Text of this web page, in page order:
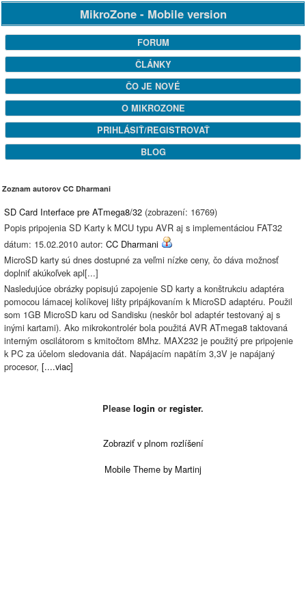
MikroZone - Mobile version
FORUM
ČLÁNKY
ČO JE NOVÉ
O MIKROZONE
PRIHLÁSIŤ/REGISTROVAŤ
BLOG
Zoznam autorov CC Dharmani
SD Card Interface pre ATmega8/32 (zobrazení: 16769)
Popis pripojenia SD Karty k MCU typu AVR aj s implementáciou FAT32
dátum: 15.02.2010 autor: CC Dharmani
MicroSD karty sú dnes dostupné za veľmi nízke ceny, čo dáva možnosť
doplniť akúkoľvek apl[...]
Nasledujúce obrázky popisujú zapojenie SD karty a konštrukciu adaptéra
pomocou lámacej kolíkovej lišty pripájkovaním k MicroSD adaptéru. Použil
som 1GB MicroSD karu od Sandisku (neskôr bol adaptér testovaný aj s
inými kartami). Ako mikrokontrolér bola použitá AVR ATmega8 taktovaná
interným oscilátorom s kmitočtom 8Mhz. MAX232 je použitý pre pripojenie
k PC za účelom sledovania dát. Napájacím napätím 3,3V je napájaný
procesor, [....viac]
Please login or register.
Zobraziť v plnom rozlíšení
Mobile Theme by Martinj